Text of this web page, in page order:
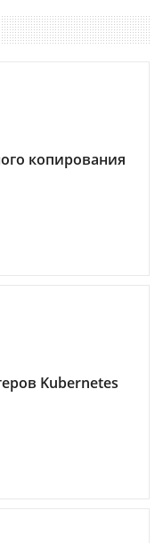
копирования
Kubernetes